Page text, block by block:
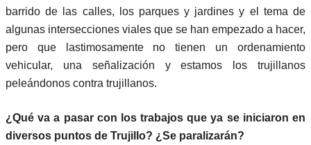
barrido de las calles, los parques y jardines y el tema de
algunas intersecciones viales que se han empezado a hacer,
pero que lastimosamente no tienen un ordenamiento
vehicular, una señalización y estamos los trujillanos
peleándonos contra trujillanos.
¿Qué va a pasar con los trabajos que ya se iniciaron en
diversos puntos de Trujillo? ¿Se paralizarán?